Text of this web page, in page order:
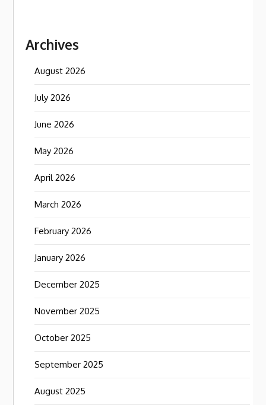
Archives
August 2026
July 2026
June 2026
May 2026
April 2026
March 2026
February 2026
January 2026
December 2025
November 2025
October 2025
September 2025
August 2025